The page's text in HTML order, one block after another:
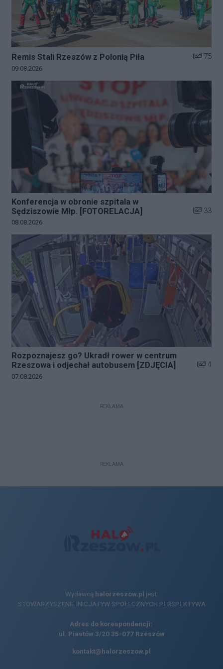
Remis Stali Rzeszów z Polonią Piła Liczba
75
Data dodania galerii:
09.08.2026
Konferencja w obronie szpitala w
Sędziszowie Młp. [FOTORELACJA]
Liczba
33
Data dodania galerii:
08.08.2026
Rozpoznajesz go? Ukradł rower w centrum
Rzeszowa i odjechał autobusem [ZDJĘCIA]
Liczba
4
Data dodania galerii:
07.08.2026
REKLAMA
REKLAMA
Wydawcą halorzeszow.pl jest:
STOWARZYSZENIE INICJATYW SPOŁECZNYCH PERSPEKTYWA
Adres do korespondencji:
ul. Piastów 3/20 35-077 Rzeszów
kontakt@halorzeszow.pl